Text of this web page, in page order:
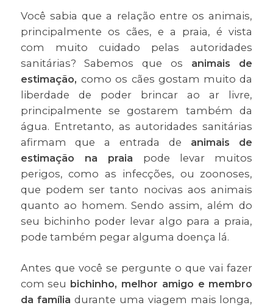
Você sabia que a relação entre os animais,
principalmente os cães, e a praia, é vista
com muito cuidado pelas autoridades
sanitárias? Sabemos que os animais de
estimação, como os cães gostam muito da
liberdade de poder brincar ao ar livre,
principalmente se gostarem também da
água. Entretanto, as autoridades sanitárias
afirmam que a entrada de animais de
estimação na praia pode levar muitos
perigos, como as infecções, ou zoonoses,
que podem ser tanto nocivas aos animais
quanto ao homem. Sendo assim, além do
seu bichinho poder levar algo para a praia,
pode também pegar alguma doença lá.
Antes que você se pergunte o que vai fazer
com seu bichinho, melhor amigo e membro
da família durante uma viagem mais longa,